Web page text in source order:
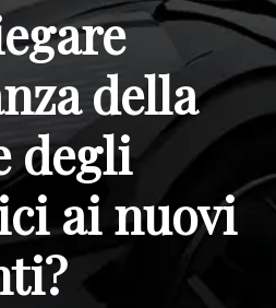
della
degli
ai nuovi